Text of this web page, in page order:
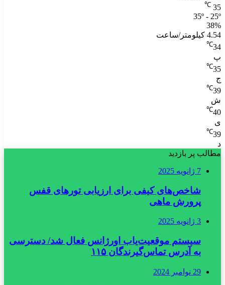
35
℃
35º - 25º
38%
4.54 کیلومتر/ساعت
34
℃
پ
35
℃
ج
39
℃
ش
40
℃
ی
39
℃
د
مطالب پر بازدید
7 ژانویه 2025
شاخص‌های کیفی برای ارزیابی تورهای قفس
پرورش ماهی
3 ژانویه 2025
سیستم موقعیت‌یاب اورژانس فعال شد/ دسترسی
به آدرس تماس‌گیرندگان ۱۱۵
29 نوامبر 2024